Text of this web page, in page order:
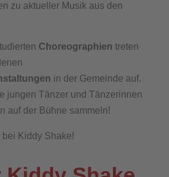
zu aktueller Musik aus den
Choreographien treten
in der Gemeinde auf.
jungen Tänzer und Tänzerinnen
auf der Bühne sammeln!
bei Kiddy Shake!